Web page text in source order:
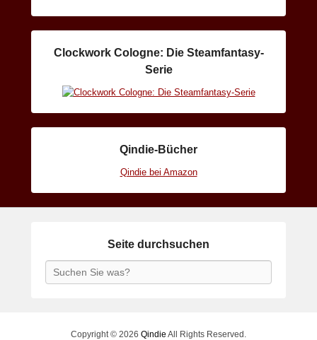
Clockwork Cologne: Die Steamfantasy-
Serie
Qindie-Bücher
Qindie bei Amazon
Seite durchsuchen
Search
Copyright © 2026 Qindie All Rights Reserved.